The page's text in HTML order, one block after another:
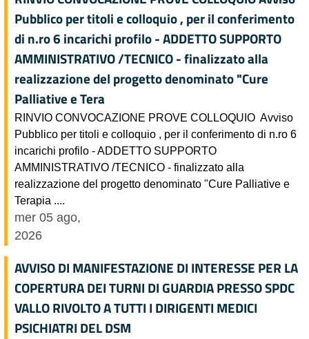
Pubblico per titoli e colloquio , per il conferimento
di n.ro 6 incarichi profilo - ADDETTO SUPPORTO
AMMINISTRATIVO /TECNICO - finalizzato alla
realizzazione del progetto denominato "Cure
Palliative e Tera
RINVIO CONVOCAZIONE PROVE COLLOQUIO Avviso
Pubblico per titoli e colloquio , per il conferimento di n.ro 6
incarichi profilo - ADDETTO SUPPORTO
AMMINISTRATIVO /TECNICO - finalizzato alla
realizzazione del progetto denominato "Cure Palliative e
Terapia ....
mer 05 ago,
2026
AVVISO DI MANIFESTAZIONE DI INTERESSE PER LA
COPERTURA DEI TURNI DI GUARDIA PRESSO SPDC
VALLO RIVOLTO A TUTTI I DIRIGENTI MEDICI
PSICHIATRI DEL DSM